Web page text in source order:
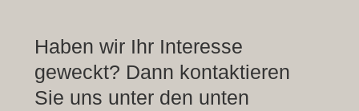
Haben wir Ihr Interesse
geweckt? Dann kontaktieren
Sie uns unter den unten